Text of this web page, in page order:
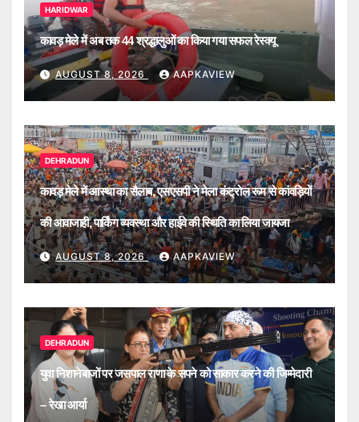
HARIDWAR
कावड़ मेले में अब तक 44 श्रद्धालुओं का किया गया सफल रेस्क्यू
AUGUST 8, 2026 AAPKAVIEW
DEHRADUN
कावड़ मेले में आस्था का सैलाब, एसएसपी ने मेला कंट्रोल रूम से कांवड़ियों
की आवाजाही, पार्किंग व्यवस्था और हाईवे की स्थिति का लिया जायजा
AUGUST 8, 2026 AAPKAVIEW
DEHRADUN
युवा निशानेबाजों पर जसपाल राणा के सपने को साकार करने की जिम्मेदारी
– रेखा आर्या